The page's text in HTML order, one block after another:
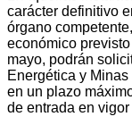
carácter definitivo
órgano
económico
mayo, podrán
Energética y
en un plazo
de entrada en